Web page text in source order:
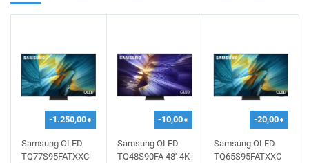
-1.250,00€
Samsung OLED
TQ77S95FATXXC
-10,00€
Samsung OLED
TQ48S90FA 48'' 4K
-20,00€
Samsung OLED
TQ65S95FATXXC